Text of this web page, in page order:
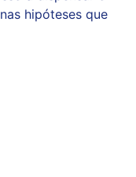
hipóteses que